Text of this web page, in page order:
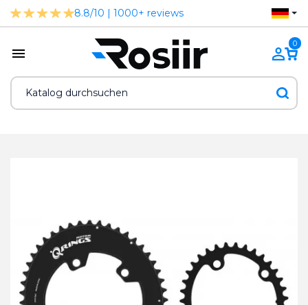
8.8/10 | 1000+ reviews
0